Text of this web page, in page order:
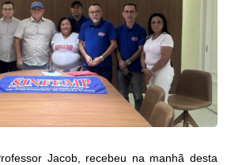
Jacob, recebeu na manhã desta